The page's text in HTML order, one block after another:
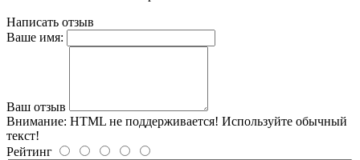
Написать отзыв
Ваше имя:
Ваш отзыв
Внимание: HTML не поддерживается! Используйте обычный
текст!
Рейтинг